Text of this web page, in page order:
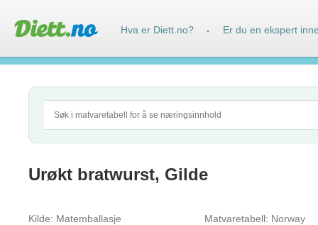
Urøkt bratwurst, Gilde
Kilde: Matemballasje Matvaretabell: Norway
Hva er Diett.no? · Er du en ekspert